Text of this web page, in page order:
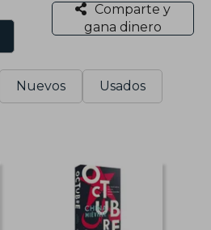
Comparte y
gana dinero
Nuevos Usados